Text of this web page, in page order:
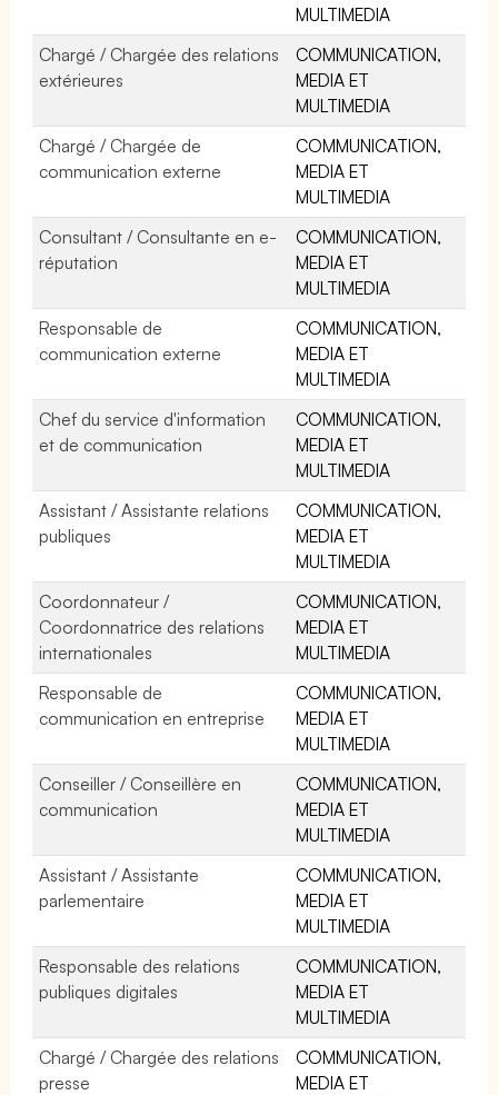
MULTIMEDIA
Chargé / Chargée des relations
extérieures
COMMUNICATION,
MEDIA ET
MULTIMEDIA
Chargé / Chargée de
communication externe
COMMUNICATION,
MEDIA ET
MULTIMEDIA
Consultant / Consultante en e-
réputation
COMMUNICATION,
MEDIA ET
MULTIMEDIA
Responsable de
communication externe
COMMUNICATION,
MEDIA ET
MULTIMEDIA
Chef du service d'information
et de communication
COMMUNICATION,
MEDIA ET
MULTIMEDIA
Assistant / Assistante relations
publiques
COMMUNICATION,
MEDIA ET
MULTIMEDIA
Coordonnateur /
Coordonnatrice des relations
internationales
COMMUNICATION,
MEDIA ET
MULTIMEDIA
Responsable de
communication en entreprise
COMMUNICATION,
MEDIA ET
MULTIMEDIA
Conseiller / Conseillère en
communication
COMMUNICATION,
MEDIA ET
MULTIMEDIA
Assistant / Assistante
parlementaire
COMMUNICATION,
MEDIA ET
MULTIMEDIA
Responsable des relations
publiques digitales
COMMUNICATION,
MEDIA ET
MULTIMEDIA
Chargé / Chargée des relations
presse
COMMUNICATION,
MEDIA ET